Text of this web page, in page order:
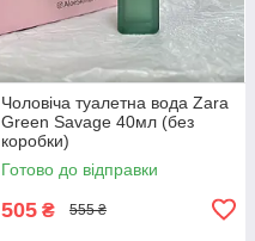
Чоловіча туалетна вода Zara
Green Savage 40мл (без
коробки)
Готово до відправки
505 ₴ 555 ₴